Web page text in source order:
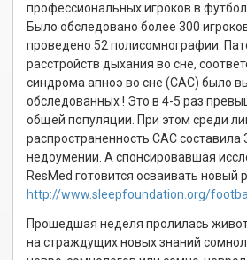
профессиональных игроков в
Было обследовано более 300
проведено 52 полисомнографии.
расстройств дыхания во сне,
синдрома апноэ во сне (САС) было
обследованных ! Это в 4-5 раз
общей популяции. При этом среди
распространенность САС составила
недоумении. А спонсировавшая
ResMed готовится осваивать
http://www.sleepfoundation.org/
Прошедшая неделя пролилась
на страждущих новых знаний